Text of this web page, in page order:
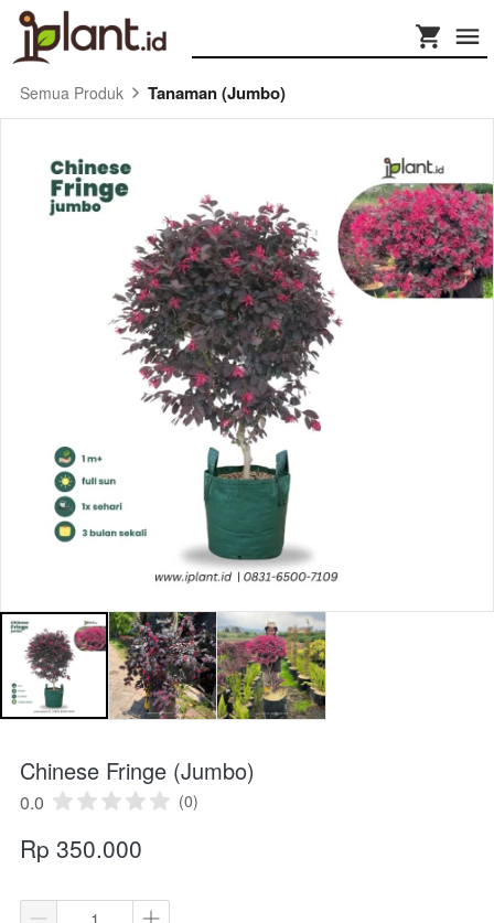
Semua Produk Tanaman (Jumbo)
Chinese Fringe (Jumbo)
0.0 (0)
Rp 350.000